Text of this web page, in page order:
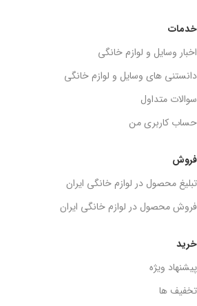
خرید
پیشنهاد ویژه
تخفیف ها
فروش
تبلیغ محصول در لوازم خانگی ایران
فروش محصول در لوازم خانگی ایران
خدمات
اخبار وسایل و لوازم خانگی
دانستنی های وسایل و لوازم خانگی
سوالات متداول
حساب کاربری من